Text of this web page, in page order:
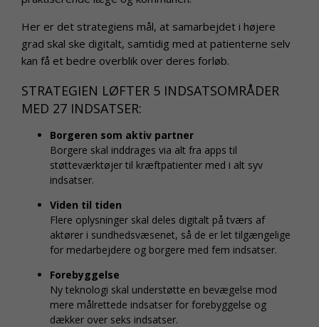
Her er det strategiens mål, at samarbejdet i højere
grad skal ske digitalt, samtidig med at patienterne selv
kan få et bedre overblik over deres forløb.
STRATEGIEN LØFTER 5 INDSATSOMRÅDER
MED 27 INDSATSER:
Borgeren som aktiv partner
Borgere skal inddrages via alt fra apps til
støtteværktøjer til kræftpatienter med i alt syv
indsatser.
Viden til tiden
Flere oplysninger skal deles digitalt på tværs af
aktører i sundhedsvæsenet, så de er let tilgængelige
for medarbejdere og borgere med fem indsatser.
Forebyggelse
Ny teknologi skal understøtte en bevægelse mod
mere målrettede indsatser for forebyggelse og
dækker over seks indsatser.